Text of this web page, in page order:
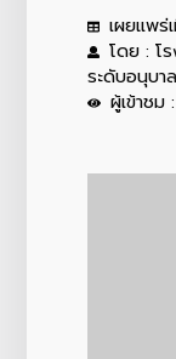
เผยแพ
โดย : โ
ระดับอนุบา
ผู้เข้าชม